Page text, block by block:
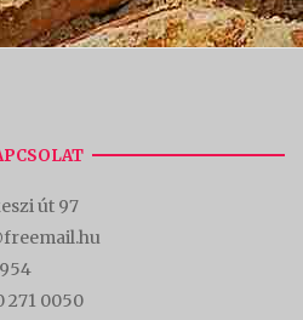
út 97
271 0050